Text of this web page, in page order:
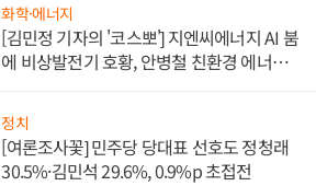
화학·에너지
[김민정 기자의 '코스뽀'] 지엔씨에너지 AI 붐
에 비상발전기 호황, 안병철 친환경 에너지
정치
[여론조사꽃] 민주당 당대표 선호도 정청래
30.5%·김민석 29.6%, 0.9%p 초접전